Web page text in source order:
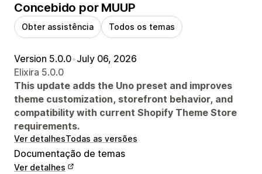
Concebido por MUUP
Obter assistência Todos os temas
Version 5.0.0•July 06, 2026
Elixira 5.0.0
This update adds the Uno preset and improves
theme customization, storefront behavior, and
compatibility with current Shopify Theme Store
requirements.
Ver detalhesTodas as versões
Documentação de temas
Ver detalhes